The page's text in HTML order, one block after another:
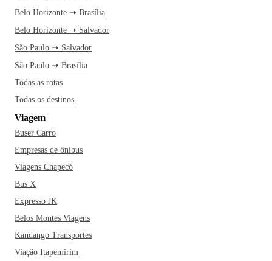
Belo Horizonte ➝ Brasília
Belo Horizonte ➝ Salvador
São Paulo ➝ Salvador
São Paulo ➝ Brasília
Todas as rotas
Todas os destinos
Viagem
Buser Carro
Empresas de ônibus
Viagens Chapecó
Bus X
Expresso JK
Belos Montes Viagens
Kandango Transportes
Viação Itapemirim